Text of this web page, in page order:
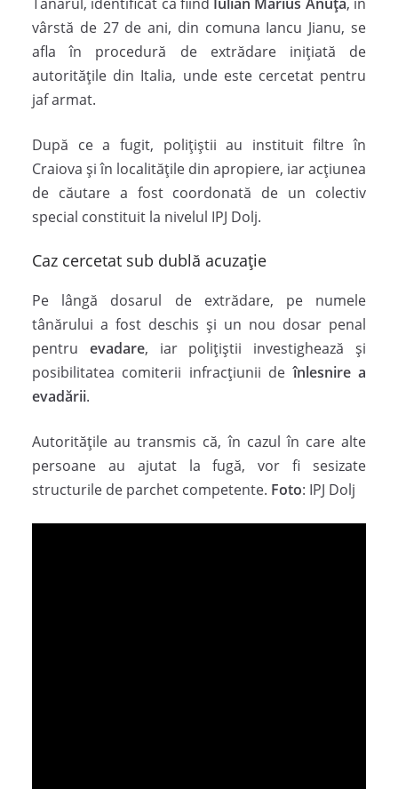
vârstă de 27 de ani, din comuna Iancu Jianu, se
afla în procedură de extrădare inițiată de
autoritățile din Italia, unde este cercetat pentru
jaf armat.
După ce a fugit, polițiștii au instituit filtre în
Craiova și în localitățile din apropiere, iar acțiunea
de căutare a fost coordonată de un colectiv
special constituit la nivelul IPJ Dolj.
Caz cercetat sub dublă acuzație
Pe lângă dosarul de extrădare, pe numele
tânărului a fost deschis și un nou dosar penal
pentru evadare, iar polițiștii investighează și
posibilitatea comiterii infracțiunii deînlesnire a
evadării.
Autoritățile au transmis că, în cazul în care alte
persoane au ajutat la fugă, vor fi sesizate
structurile de parchet competente. Foto: IPJ Dolj